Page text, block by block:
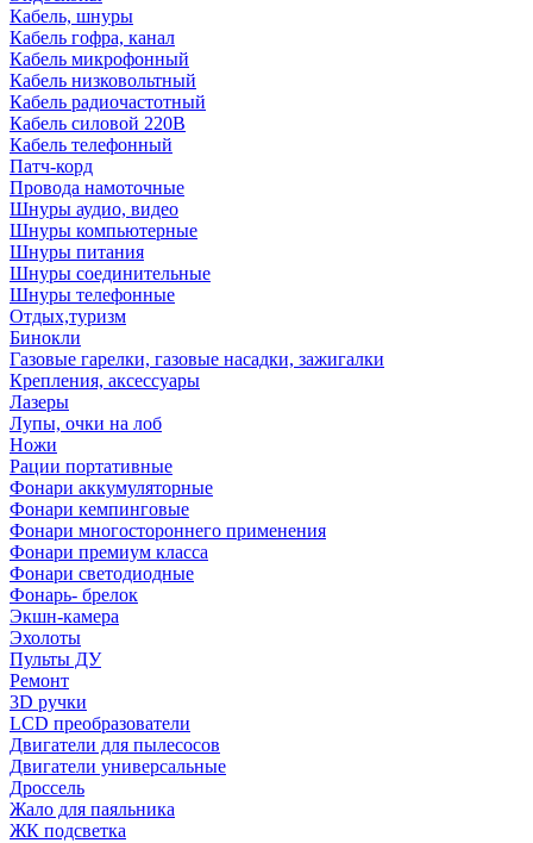
Кабель, шнуры
Кабель гофра, канал
Кабель микрофонный
Кабель низковольтный
Кабель радиочастотный
Кабель силовой 220В
Кабель телефонный
Патч-корд
Провода намоточные
Шнуры аудио, видео
Шнуры компьютерные
Шнуры питания
Шнуры соединительные
Шнуры телефонные
Отдых,туризм
Бинокли
Газовые гарелки, газовые насадки, зажигалки
Крепления, аксессуары
Лазеры
Лупы, очки на лоб
Ножи
Рации портативные
Фонари аккумуляторные
Фонари кемпинговые
Фонари многостороннего применения
Фонари премиум класса
Фонари светодиодные
Фонарь- брелок
Экшн-камера
Эхолоты
Пульты ДУ
Ремонт
3D ручки
LCD преобразователи
Двигатели для пылесосов
Двигатели универсальные
Дроссель
Жало для паяльника
ЖК подсветка